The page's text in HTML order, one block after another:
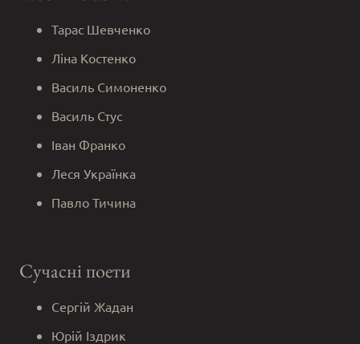
Тарас Шевченко
Ліна Костенко
Василь Симоненко
Василь Стус
Іван Франко
Леся Українка
Павло Тичина
Сучасні поети
Сергій Жадан
Юрій Іздрик